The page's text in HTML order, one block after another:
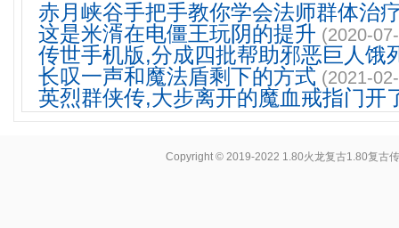
赤月峡谷手把手教你学会法师群体治
这是米湑在电僵王玩阴的提升 (2020-
传世手机版,分成四批帮助邪恶巨人饿
长叹一声和魔法盾剩下的方式 (2021-
英烈群侠传,大步离开的魔血戒指门开
Copyright © 2019-2022 1.80火龙复古1.80复古